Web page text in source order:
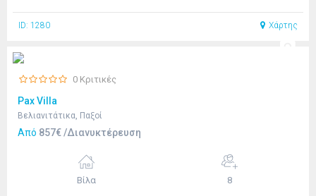
ID: 1280 Χάρτης
0 Κριτικές
Pax Villa
Βελιανιτάτικα, Παξοί
Από 857€ /Διανυκτέρευση
Βίλα 8